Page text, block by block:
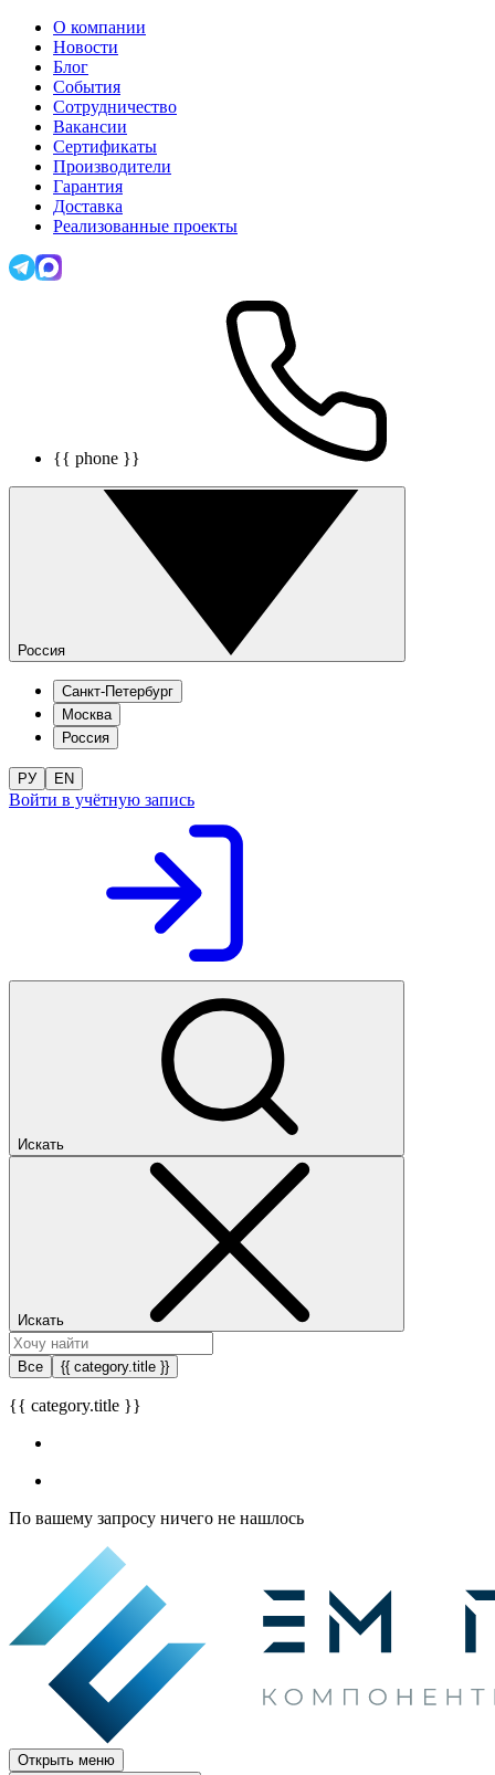
О компании
Новости
Блог
События
Сотрудничество
Вакансии
Сертификаты
Производители
Гарантия
Доставка
Реализованные проекты
{{ phone }}
Россия
Санкт-Петербург
Москва
Россия
РУ EN
Войти в учётную запись
Искать
Искать
Все {{ category.title }}
{{ category.title }}
По вашему запросу ничего не нашлось
Открыть меню